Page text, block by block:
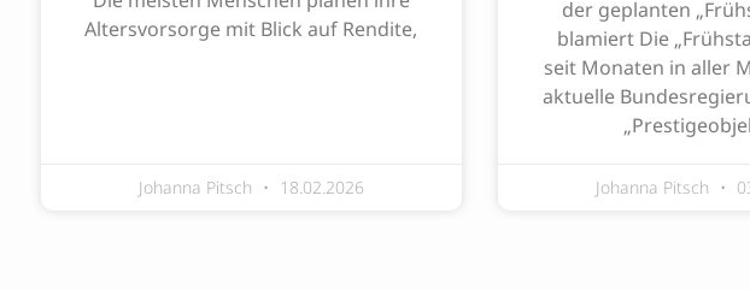
Altersvorsorge mit Blick auf Rendite,
Johanna Pitsch 18.02.2026
der geplanten
blamiert Die
seit Monaten in aller
aktuelle
Johanna Pitsch